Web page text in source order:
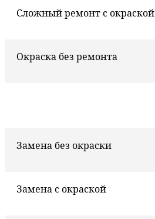
Сложный ремонт с окраской
Окраска без ремонта
Замена без окраски
Замена с окраской